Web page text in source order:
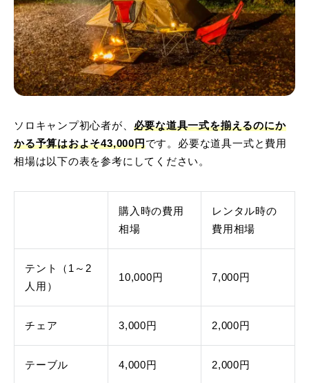
ソロキャンプ初心者が、 必要な道具一式を揃えるのにか
かる予算はおよそ43,000円です。必要な道具一式と費用
相場は以下の表を参考にしてください。
購入時の費用
相場
レンタル時の
費用相場
テント（1～2
人用）
10,000円 7,000円
チェア 3,000円 2,000円
テーブル 4,000円 2,000円